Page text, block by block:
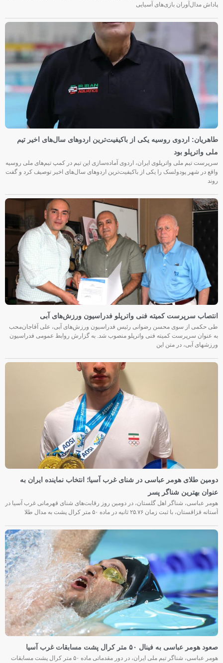
پاداش مدال‌آوران بازی‌های آسیایی
طاهریان: اردوی روسیه یکی از باکیفیت‌ترین اردوهای سال‌های اخیر تیم
ملی واترپلو بود
سرپرست تیم ملی واترپلوی ایران، اردوی آماده‌سازی این تیم در کمپ تیم‌های ملی روسیه
واقع در شهر پودولسک را یکی از باکیفیت‌ترین اردوهای سال‌های اخیر توصیف کرد و گفت
روند
انتصاب سرپرست کمیته فنی واترپلو فدراسیون ورزش‌های آبی
طی حکمی از سوی محسن رضوانی رئیس فدراسیون ورزش‌های آبی، علی آقاجان‌محب
به عنوان سرپرست کمیته فنی واترپلو منصوب شد. به گزارش روابط عمومی فدراسیون
ورزشهای آبی، در متن این
دومین طلای هومر عباسی در شنای غرب آسیا؛ انتخاب نماینده ایران به
عنوان بهترین شناگر پسر
هومر عباسی، شناگر اهل گلستان، در دومین روز رقابت‌های شنای قهرمانی غرب آسیا در
آستانه قزاقستان، با ثبت زمان ۲۵.۷۶ ثانیه در ماده ۵۰ متر کرال پشت به مدال طلا
صعود هومر عباسی به فینال ۵۰ متر کرال پشت مسابقات غرب آسیا
هومر عباسی، شناگر تیم ملی ایران، در دور مقدماتی ماده ۵۰ متر کرال پشت مسابقات